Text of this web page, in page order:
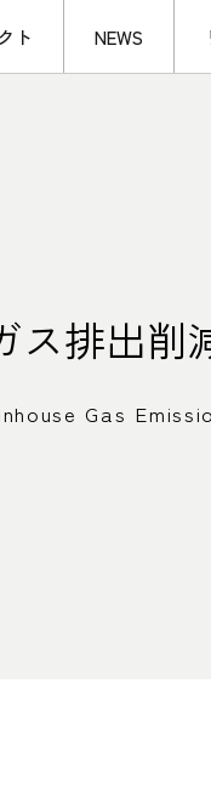
ト NEWS
ス排出削
Gas